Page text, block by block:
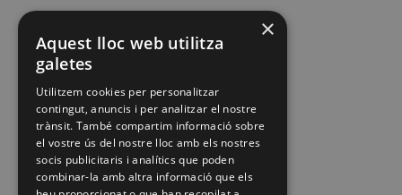
×
Aquest lloc web utilitza
galetes
Utilitzem cookies per personalitzar
contingut, anuncis i per analitzar el nostre
trànsit. També compartim informació sobre
el vostre ús del nostre lloc amb els nostres
socis publicitaris i analítics que poden
combinar-la amb altra informació que els